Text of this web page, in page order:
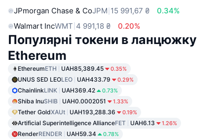
JPmorgan Chase & CoJPM 15 991,67 ₴
0.34%
Walmart IncWMT 4 991,18 ₴ 0.20%
Популярні токени в ланцюжку
Ethereum
EthereumETH UAH85,389.45 0.35%
UNUS SED LEOLEO UAH433.79 0.29%
ChainlinkLINK UAH369.42 0.73%
Shiba InuSHIB UAH0.0002051 1.33%
Tether GoldXAUt UAH193,288.36 0.19%
Artificial Superintelligence AllianceFET UAH6.13 1.26%
RenderRENDER UAH59.34 0.78%